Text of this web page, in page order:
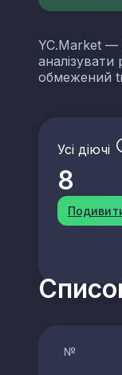
YC.Market —
обмежений
Усі діючі
8
№